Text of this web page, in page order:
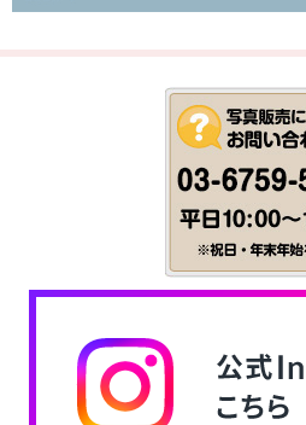
8月20日以降のお渡しとなりますことご了
2021年度長崎星美幼稚園卒園生対
4月15日 よりを開始いたします。
＊園での写真のお渡しは卒園アルバム
お早めをご希望の場合はご自宅配送を